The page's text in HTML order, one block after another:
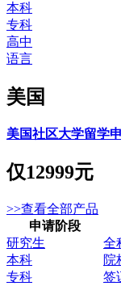
本科
专科
高中
语言
美国
美国社区大学留学
仅12999元
>>查看全部产品
申请阶段
研究生
全
本科
院
专科
签